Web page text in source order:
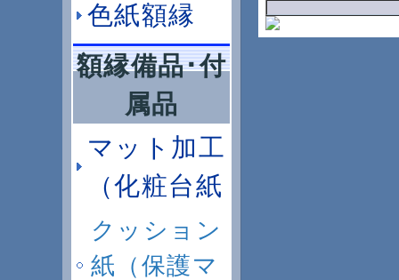
色紙額縁
額縁備品･付
属品
マット加工
（化粧台紙
クッション
紙（保護マ